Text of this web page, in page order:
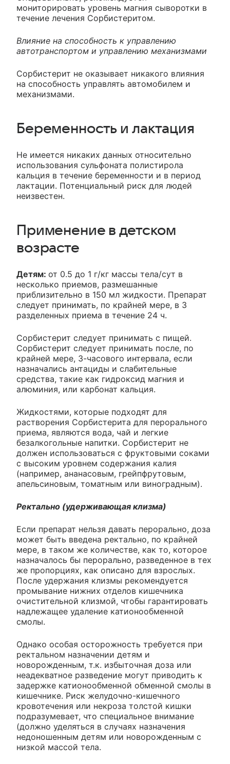
мониторировать уровень магния сыворотки в
течение лечения Сорбистеритом.
Влияние на способность к управлению
автотранспортом и управлению механизмами
Сорбистерит не оказывает никакого влияния
на способность управлять автомобилем и
механизмами.
Беременность и лактация
Не имеется никаких данных относительно
использования сульфоната полистирола
кальция в течение беременности и в период
лактации. Потенциальный риск для людей
неизвестен.
Применение в детском
возрасте
Детям: от 0.5 до 1 г/кг массы тела/сут в
несколько приемов, размешанные
приблизительно в 150 мл жидкости. Препарат
следует принимать, по крайней мере, в 3
разделенных приема в течение 24 ч.
Сорбистерит следует принимать с пищей.
Сорбистерит следует принимать после, по
крайней мере, 3-часового интервала, если
назначались антациды и слабительные
средства, такие как гидроксид магния и
алюминия, или карбонат кальция.
Жидкостями, которые подходят для
растворения Сорбистерита для перорального
приема, являются вода, чай и легкие
безалкогольные напитки. Сорбистерит не
должен использоваться с фруктовыми соками
с высоким уровнем содержания калия
(например, ананасовым, грейпфрутовым,
апельсиновым, томатным или виноградным).
Ректально (удерживающая клизма)
Если препарат нельзя давать перорально, доза
может быть введена ректально, по крайней
мере, в таком же количестве, как то, которое
назначалось бы перорально, разведенное в тех
же пропорциях, как описано для взрослых.
После удержания клизмы рекомендуется
промывание нижних отделов кишечника
очистительной клизмой, чтобы гарантировать
надлежащее удаление катионообменной
смолы.
Однако особая осторожность требуется при
ректальном назначении детям и
новорожденным, т.к. избыточная доза или
неадекватное разведение могут приводить к
задержке катионообменной обменной смолы в
кишечнике. Риск желудочно-кишечного
кровотечения или некроза толстой кишки
подразумевает, что специальное внимание
(должно уделяться в случаях назначения
недоношенным детям или новорожденным с
низкой массой тела.